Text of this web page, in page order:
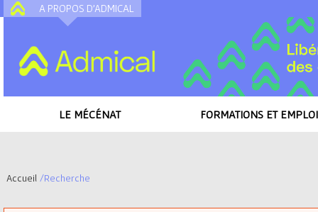
A PROPOS D'ADMICAL
LE MÉCÉNAT FORMATIONS ET
Accueil /Recherche